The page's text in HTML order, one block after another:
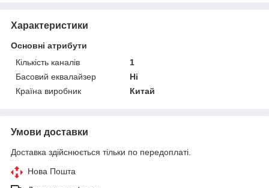
Характеристики
Основні атрибути
Кількість каналів
1
Басовий еквалайзер
Ні
Країна виробник
Китай
Умови доставки
Доставка здійснюється тільки по передоплаті.
Нова Пошта